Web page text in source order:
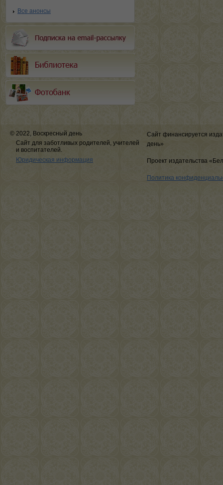
Все анонсы
© 2022, Воскресный день
Сайт для заботливых родителей, учителей
и воспитателей.
Юридическая информация
Сайт финансируется
день»
Проект издательства
Политика